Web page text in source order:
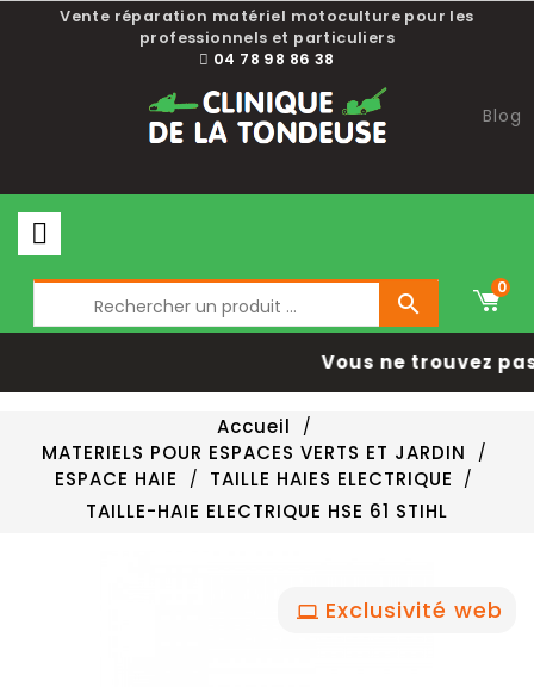
Vente réparation matériel motoculture pour les
professionnels et particuliers
04 78 98 86 38
Blog

0
Vous ne trouvez
Accueil
MATERIELS POUR ESPACES VERTS ET JARDIN
ESPACE HAIE
TAILLE HAIES ELECTRIQUE
TAILLE-HAIE ELECTRIQUE HSE 61 STIHL
Exclusivité web